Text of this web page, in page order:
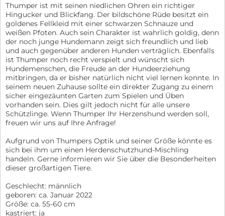
Thumper ist mit seinen niedlichen Ohren ein richtiger
Hingucker und Blickfang. Der bildschöne Rüde besitzt ein
goldenes Fellkleid mit einer schwarzen Schnauze und
weißen Pfoten. Auch sein Charakter ist wahrlich goldig, denn
der noch junge Hundemann zeigt sich freundlich und lieb
und auch gegenüber anderen Hunden verträglich. Ebenfalls
ist Thumper noch recht verspielt und wünscht sich
Hundemenschen, die Freude an der Hundeerziehung
mitbringen, da er bisher natürlich nicht viel lernen konnte. In
seinem neuen Zuhause sollte ein direkter Zugang zu einem
sicher eingezäunten Garten zum Spielen und Üben
vorhanden sein. Dies gilt jedoch nicht für alle unsere
Schützlinge. Wenn Thumper Ihr Herzenshund werden soll,
freuen wir uns auf Ihre Anfrage!
Aufgrund von Thumpers Optik und seiner Größe könnte es
sich bei ihm um einen Herdenschutzhund-Mischling
handeln. Gerne informieren wir Sie über die Besonderheiten
dieser großartigen Tiere.
Geschlecht: männlich
geboren: ca. Januar 2022
Größe: ca. 55-60 cm
kastriert: ja